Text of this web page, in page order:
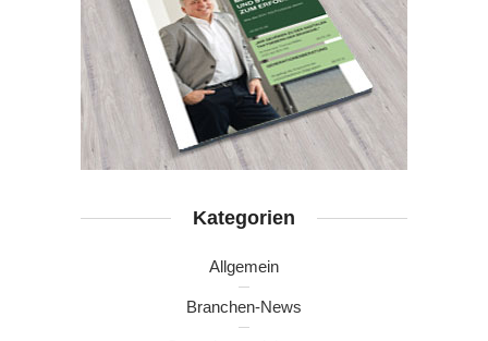
Kategorien
Allgemein
Branchen-News